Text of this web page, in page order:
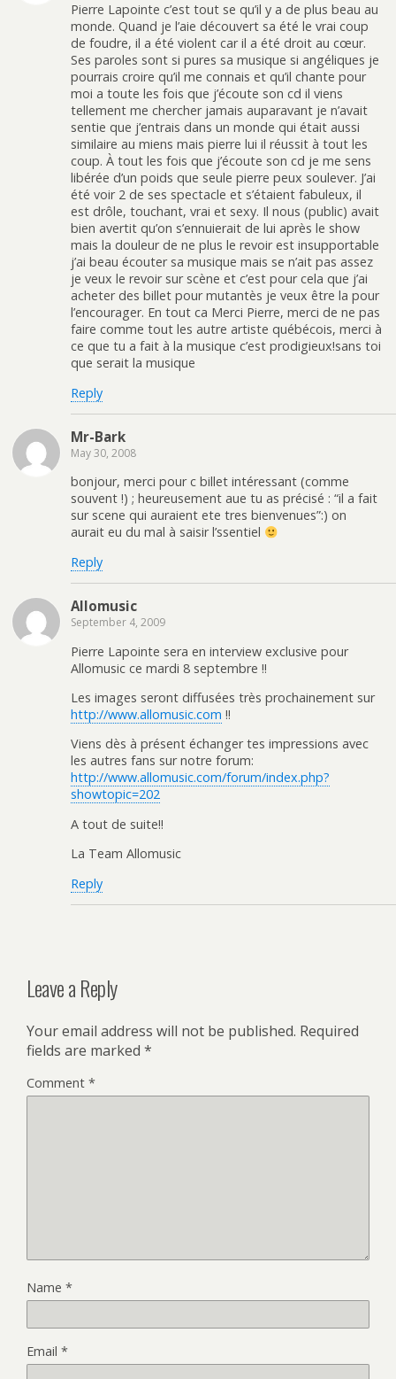
Pierre Lapointe c’est tout se qu’il y a de plus beau au
monde. Quand je l’aie découvert sa été le vrai coup
de foudre, il a été violent car il a été droit au cœur.
Ses paroles sont si pures sa musique si angéliques je
pourrais croire qu’il me connais et qu’il chante pour
moi a toute les fois que j’écoute son cd il viens
tellement me chercher jamais auparavant je n’avait
sentie que j’entrais dans un monde qui était aussi
similaire au miens mais pierre lui il réussit à tout les
coup. À tout les fois que j’écoute son cd je me sens
libérée d’un poids que seule pierre peux soulever. J’ai
été voir 2 de ses spectacle et s’étaient fabuleux, il
est drôle, touchant, vrai et sexy. Il nous (public) avait
bien avertit qu’on s’ennuierait de lui après le show
mais la douleur de ne plus le revoir est insupportable
j’ai beau écouter sa musique mais se n’ait pas assez
je veux le revoir sur scène et c’est pour cela que j’ai
acheter des billet pour mutantès je veux être la pour
l’encourager. En tout ca Merci Pierre, merci de ne pas
faire comme tout les autre artiste québécois, merci à
ce que tu a fait à la musique c’est prodigieux!sans toi
que serait la musique
Reply
Mr-Bark
May 30, 2008
bonjour, merci pour c billet intéressant (comme
souvent !) ; heureusement aue tu as précisé : “il a fait
sur scene qui auraient ete tres bienvenues”:) on
aurait eu du mal à saisir l’ssentiel
Reply
Allomusic
September 4, 2009
Pierre Lapointe sera en interview exclusive pour
Allomusic ce mardi 8 septembre !!
Les images seront diffusées très prochainement sur
http://www.allomusic.com !!
Viens dès à présent échanger tes impressions avec
les autres fans sur notre forum:
http://www.allomusic.com/forum/index.php?
showtopic=202
A tout de suite!!
La Team Allomusic
Reply
Leave a Reply
Your email address will not be published. Required
fields are marked *
Comment *
Name *
Email *